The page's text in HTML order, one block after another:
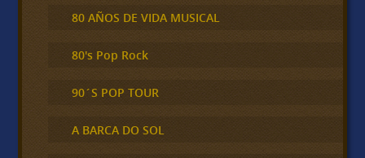
80 AÑOS DE VIDA MUSICAL
80's Pop Rock
90´S POP TOUR
A BARCA DO SOL